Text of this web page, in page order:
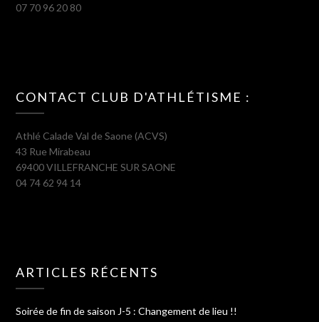
07 70 96 20 80
CONTACT CLUB D'ATHLÉTISME :
Athlé Calade Val de Saone (ACVS)
43 Rue Mirabeau
69400 VILLEFRANCHE SUR SAONE
04 74 62 94 14
ARTICLES RÉCENTS
Soirée de fin de saison J-5 : Changement de lieu !!